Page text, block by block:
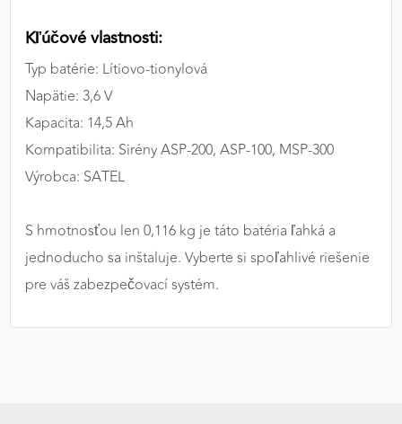
Kľúčové vlastnosti:
Typ batérie: Lítiovo-tionylová
Napätie: 3,6 V
Kapacita: 14,5 Ah
Kompatibilita: Sirény ASP-200, ASP-100, MSP-300
Výrobca: SATEL
S hmotnosťou len 0,116 kg je táto batéria ľahká a
jednoducho sa inštaluje. Vyberte si spoľahlivé riešenie
pre váš zabezpečovací systém.